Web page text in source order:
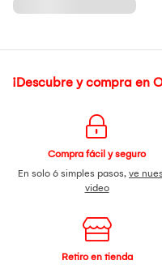
¡Descubre y compra en
Compra fácil y seguro
En solo 6 simples pasos, ve
video
Retiro en tienda